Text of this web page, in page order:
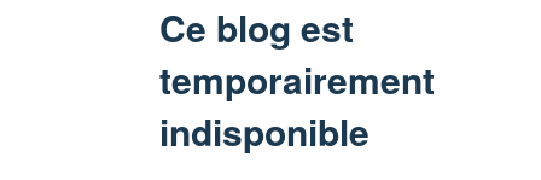
Ce blog est
temporairement
indisponible